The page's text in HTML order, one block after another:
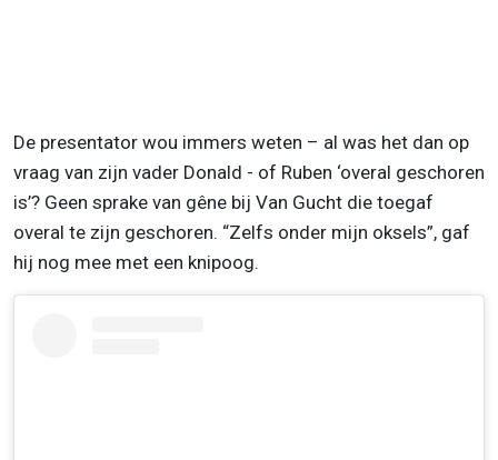
De presentator wou immers weten – al was het dan op
vraag van zijn vader Donald - of Ruben ‘overal geschoren
is’? Geen sprake van gêne bij Van Gucht die toegaf
overal te zijn geschoren. “Zelfs onder mijn oksels”, gaf
hij nog mee met een knipoog.